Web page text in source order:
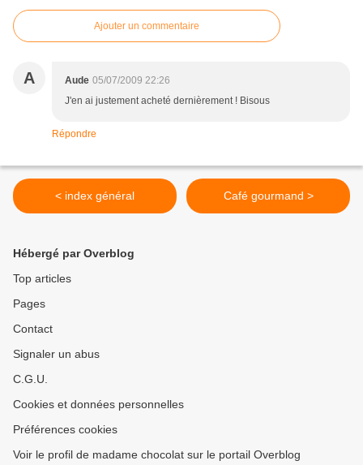
Ajouter un commentaire
A Aude 05/07/2009 22:26
J'en ai justement acheté dernièrement ! Bisous
Répondre
< index général Café gourmand >
Hébergé par Overblog
Top articles
Pages
Contact
Signaler un abus
C.G.U.
Cookies et données personnelles
Préférences cookies
Voir le profil de madame chocolat sur le portail Overblog